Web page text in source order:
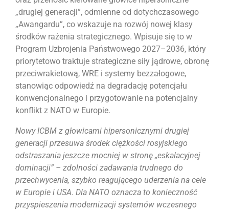
„drugiej generacji”, odmienne od dotychczasowego
„Awangardu”, co wskazuje na rozwój nowej klasy
środków rażenia strategicznego. Wpisuje się to w
Program Uzbrojenia Państwowego 2027–2036, który
priorytetowo traktuje strategiczne siły jądrowe, obronę
przeciwrakietową, WRE i systemy bezzałogowe,
stanowiąc odpowiedź na degradację potencjału
konwencjonalnego i przygotowanie na potencjalny
konflikt z NATO w Europie.
Nowy ICBM z głowicami hipersonicznymi drugiej
generacji przesuwa środek ciężkości rosyjskiego
odstraszania jeszcze mocniej w stronę „eskalacyjnej
dominacji” – zdolności zadawania trudnego do
przechwycenia, szybko reagującego uderzenia na cele
w Europie i USA. Dla NATO oznacza to konieczność
przyspieszenia modernizacji systemów wczesnego